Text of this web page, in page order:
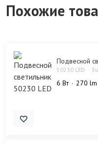
Похожие
Подвесной
50230 LED
6 Bт 270 lm